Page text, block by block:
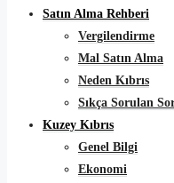
Satın Alma Rehberi
Vergilendirme
Mal Satın Alma
Neden Kıbrıs
Sıkça Sorulan
Kuzey Kıbrıs
Genel Bilgi
Ekonomi